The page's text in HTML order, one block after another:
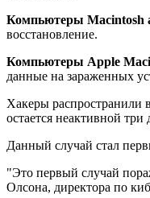
Компьютеры Macintosh
восстановление.
Компьютеры Apple
данные на зараженных
Хакеры распространили
остается неактивной
Данный случай стал
"Это первый случай
Олсона, директора по